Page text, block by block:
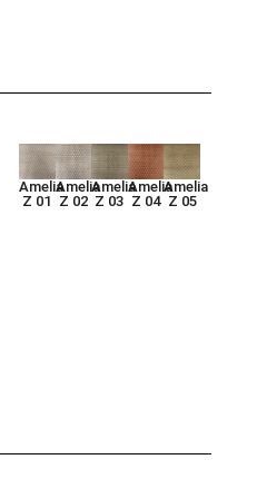
Amelia
Z 01
Amelia
Z 02
Amelia
Z 03
Amelia
Z 04
Amelia
Z 05